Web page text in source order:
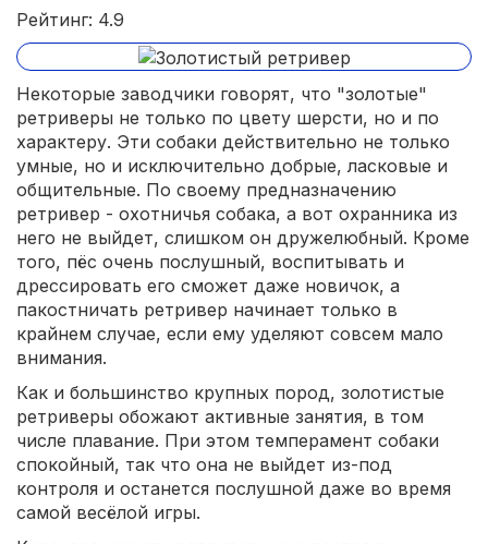
Рейтинг: 4.9
Некоторые заводчики говорят, что "золотые"
ретриверы не только по цвету шерсти, но и по
характеру. Эти собаки действительно не только
умные, но и исключительно добрые, ласковые и
общительные. По своему предназначению
ретривер - охотничья собака, а вот охранника из
него не выйдет, слишком он дружелюбный. Кроме
того, пёс очень послушный, воспитывать и
дрессировать его сможет даже новичок, а
пакостничать ретривер начинает только в
крайнем случае, если ему уделяют совсем мало
внимания.
Как и большинство крупных пород, золотистые
ретриверы обожают активные занятия, в том
числе плавание. При этом темперамент собаки
спокойный, так что она не выйдет из-под
контроля и останется послушной даже во время
самой весёлой игры.